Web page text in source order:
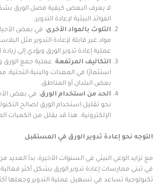
لا يعرف البعض كيفية فصل الورق بشكل صحيح
الفوائد البيئية لإعادة التدوير.
التلوث بالمواد الأخرى: في بعض الأحيان، قد
مواد غير قابلة لإعادة التدوير مثل البلاستيك أو
عملية إعادة تدوير الورق ويؤدي إلى زيادة التكاليف.
التكاليف المرتفعة : عملية جمع الورق وفرزه
استثمارًا في المعدات والبنية التحتية، مما قد
بعض البلدان أو المناطق.
الحد من استخدام الورق: في بعض الأحيان، قد
نحو تقليل استخدام الورق لصالح التكنولوجيا
الإلكترونية. هذا قد يقلل من الكميات المتاحة
إعادة تدوير الورق في المستقبل
البيئي في السنوات الأخيرة، بدأ العديد من
إعادة تدوير الورق بشكل أكثر فعالية. كما أن
تساعد في تسهيل عملية التدوير وجعلها أكثر